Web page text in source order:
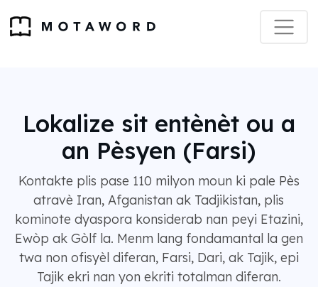
Lokalize sit entènèt ou a
an Pèsyen (Farsi)
Kontakte plis pase 110 milyon moun ki pale Pès
atravè Iran, Afganistan ak Tadjikistan, plis
kominote dyaspora konsiderab nan peyi Etazini,
Ewòp ak Gòlf la. Menm lang fondamantal la gen
twa non ofisyèl diferan, Farsi, Dari, ak Tajik, epi
Tajik ekri nan yon ekriti totalman diferan.